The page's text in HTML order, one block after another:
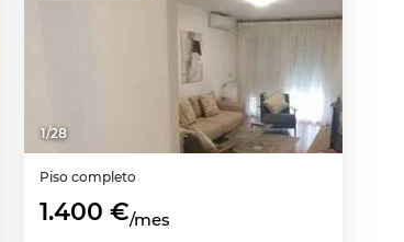
1/28
Piso completo
1.400 €/mes